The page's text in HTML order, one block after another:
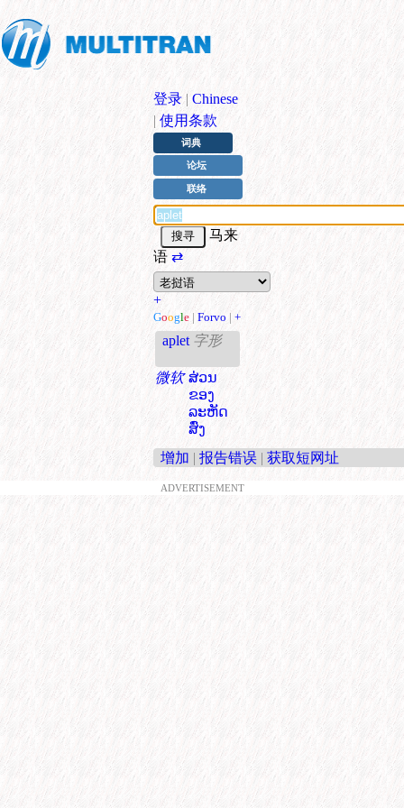
登录 | Chinese
| 使用条款
词典
论坛
联络
马来
语 ⇄
+
Google | Forvo | +
aplet 字形
微软 ສ່ວນ
ຂອງ
ລະຫັດ
ສົ່ງ
增加 | 报告错误 | 获取短网址
ADVERTISEMENT